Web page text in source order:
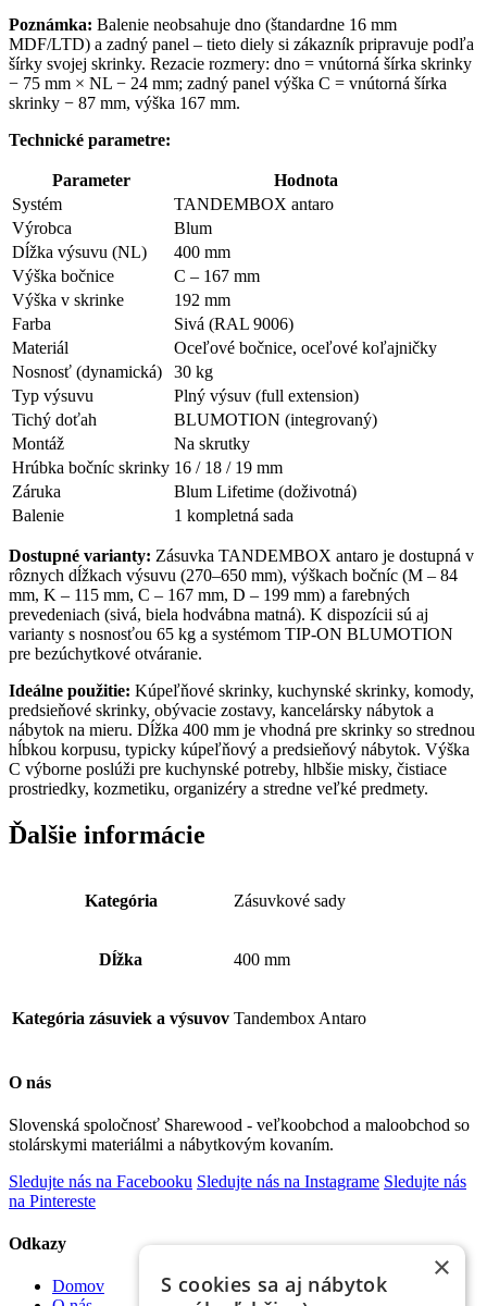
Poznámka: Balenie neobsahuje dno (štandardne 16 mm
MDF/LTD) a zadný panel – tieto diely si zákazník pripravuje podľa
šírky svojej skrinky. Rezacie rozmery: dno = vnútorná šírka skrinky
− 75 mm × NL − 24 mm; zadný panel výška C = vnútorná šírka
skrinky − 87 mm, výška 167 mm.
Technické parametre:
Parameter
Hodnota
Systém
TANDEMBOX antaro
Výrobca
Blum
Dĺžka výsuvu (NL)
400 mm
Výška bočnice
C – 167 mm
Výška v skrinke
192 mm
Farba
Sivá (RAL 9006)
Materiál
Oceľové bočnice, oceľové koľajničky
Nosnosť (dynamická)
30 kg
Typ výsuvu
Plný výsuv (full extension)
Tichý doťah
BLUMOTION (integrovaný)
Montáž
Na skrutky
Hrúbka bočníc skrinky 16 / 18 / 19 mm
Záruka
Blum Lifetime (doživotná)
Balenie
1 kompletná sada
Dostupné varianty: Zásuvka TANDEMBOX antaro je dostupná v
rôznych dĺžkach výsuvu (270–650 mm), výškach bočníc (M – 84
mm, K – 115 mm, C – 167 mm, D – 199 mm) a farebných
prevedeniach (sivá, biela hodvábna matná). K dispozícii sú aj
varianty s nosnosťou 65 kg a systémom TIP-ON BLUMOTION
pre bezúchytkové otváranie.
Ideálne použitie: Kúpeľňové skrinky, kuchynské skrinky, komody,
predsieňové skrinky, obývacie zostavy, kancelársky nábytok a
nábytok na mieru. Dĺžka 400 mm je vhodná pre skrinky so strednou
hĺbkou korpusu, typicky kúpeľňový a predsieňový nábytok. Výška
C výborne poslúži pre kuchynské potreby, hlbšie misky, čistiace
prostriedky, kozmetiku, organizéry a stredne veľké predmety.
Ďalšie informácie
Kategória Zásuvkové sady
Dĺžka 400 mm
Kategória zásuviek a výsuvov Tandembox Antaro
O nás
Slovenská spoločnosť Sharewood - veľkoobchod a maloobchod so
stolárskymi materiálmi a nábytkovým kovaním.
Sledujte nás na Facebooku Sledujte nás na Instagrame Sledujte nás
na Pintereste
Odkazy
Domov
×
S cookies sa aj nábytok